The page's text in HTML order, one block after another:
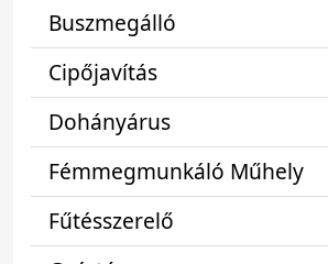
Buszmegálló
Cipőjavítás
Dohányárus
Fémmegmunkáló Műhely
Fűtésszerelő